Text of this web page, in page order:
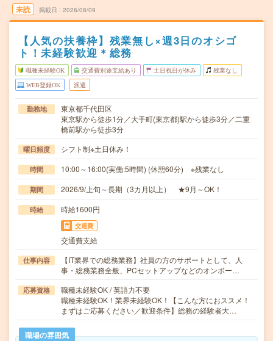
未読 掲載日 2026/08/09
【人気の扶養枠】残業無し×週3日のオシゴ
ト！未経験歓迎＊総務
職種未経験OK 交通費別途支給あり 土日祝日が休み 残業なし
WEB登録OK 派遣
勤務地
東京都千代田区
東京駅から徒歩1分／大手町(東京都)駅から徒歩3分／二重
橋前駅から徒歩3分
曜日頻度 シフト制※土日休み！
時間 10:00～16:00(実働:5時間) (休憩60分) ※残業なし
期間 2026/9/上旬～長期（3カ月以上） ★9月～OK！
時給 時給1600円
交通費
交通費支給
仕事内容
【IT業界での総務業務】社員の方のサポートとして、人
事・総務業務全般、PCセットアップなどのオンボー…
応募資格
職種未経験OK / 英語力不要
職種未経験OK！業界未経験OK！【こんな方におススメ！
まずはご応募ください／歓迎条件】総務の経験者大…
職場の雰囲気